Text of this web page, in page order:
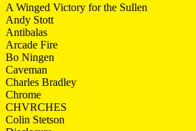
A Winged Victory for the Sullen
Andy Stott
Antibalas
Arcade Fire
Bo Ningen
Caveman
Charles Bradley
Chrome
CHVRCHES
Colin Stetson